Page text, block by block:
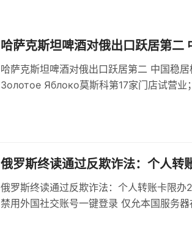
哈萨克斯坦啤酒对俄出口跃居第二
哈萨克斯坦啤酒对俄出口跃居第二 中国稳
Золотое Яблоко莫斯科第17家门店试营业
俄罗斯终读通过反欺诈法：个人转
俄罗斯终读通过反欺诈法：个人转账卡限
禁用外国社交账号一键登录 仅允本国服务